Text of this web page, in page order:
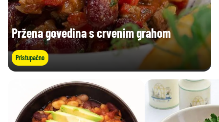
Pržena govedina s crvenim grahom
Pristupačno